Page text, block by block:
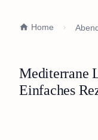
Home
Mediterrane
Einfaches